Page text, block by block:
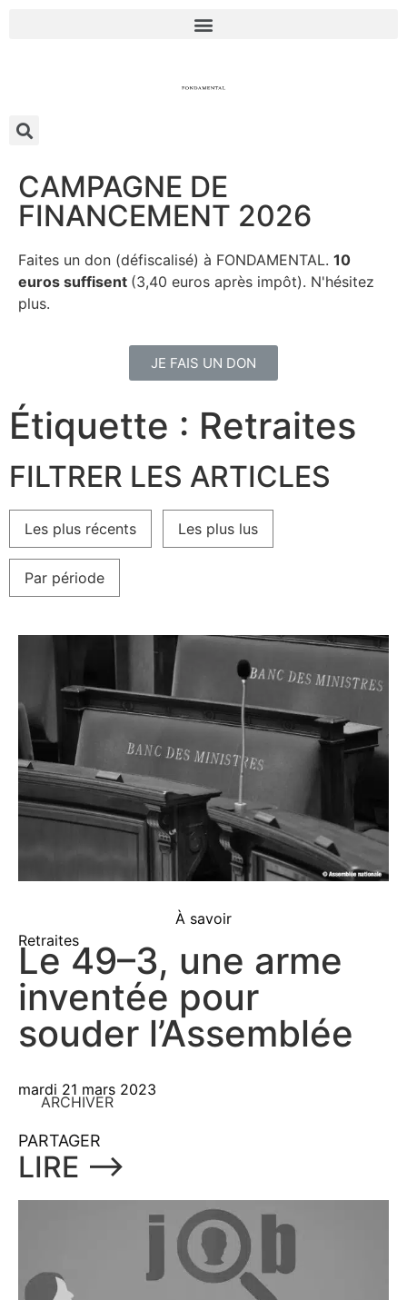
CAMPAGNE DE
FINANCEMENT 2026
Faites un don (défiscalisé) à FONDAMENTAL. 10
euros suffisent (3,40 euros après impôt). N'hésitez
plus.
JE FAIS UN DON
Étiquette : Retraites
FILTRER LES ARTICLES
Les plus récents Les plus lus
Par période
À savoir
Retraites
Le 49–3, une arme
inventée pour
souder l’Assemblée
mardi 21 mars 2023
ARCHIVER
PARTAGER
LIRE ⟶